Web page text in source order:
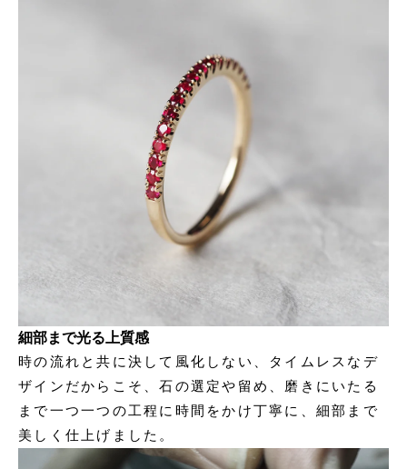
細部まで光る上質感
時の流れと共に決して風化しない、タイムレスなデ
ザインだからこそ、石の選定や留め、磨きにいたる
まで一つ一つの工程に時間をかけ丁寧に、細部まで
美しく仕上げました。